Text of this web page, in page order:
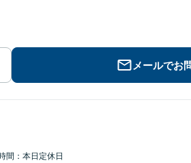
メールでお
間：本日定休日